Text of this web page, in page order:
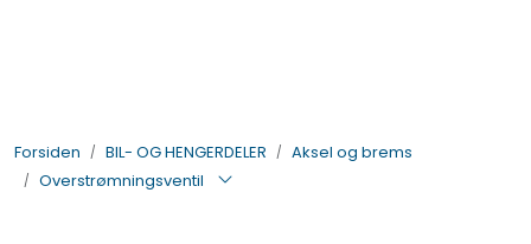
Forsiden BIL- OG HENGERDELER
Aksel og brems
Overstrømningsventil
ELEKTRISK